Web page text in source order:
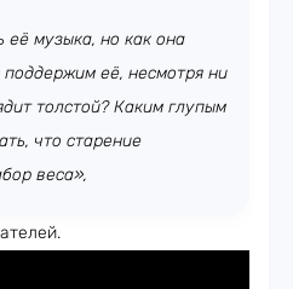
её музыка, но как она
её, несмотря ни
толстой? Каким глупым
что старение
веса»,